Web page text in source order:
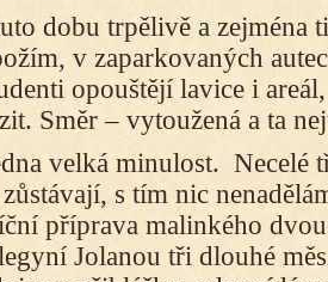
dobu trpělivě a zejména
v zaparkovaných
opouštějí lavice i
Směr – vytoužená a ta
velká minulost. Necelé
s tím nic
příprava malinkého
Jolanou tři dlouhé